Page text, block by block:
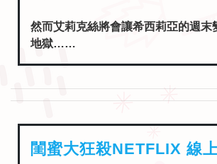
然而艾莉克絲將會讓希西莉亞的週末
地獄……
閨蜜大狂殺NETFLIX 線